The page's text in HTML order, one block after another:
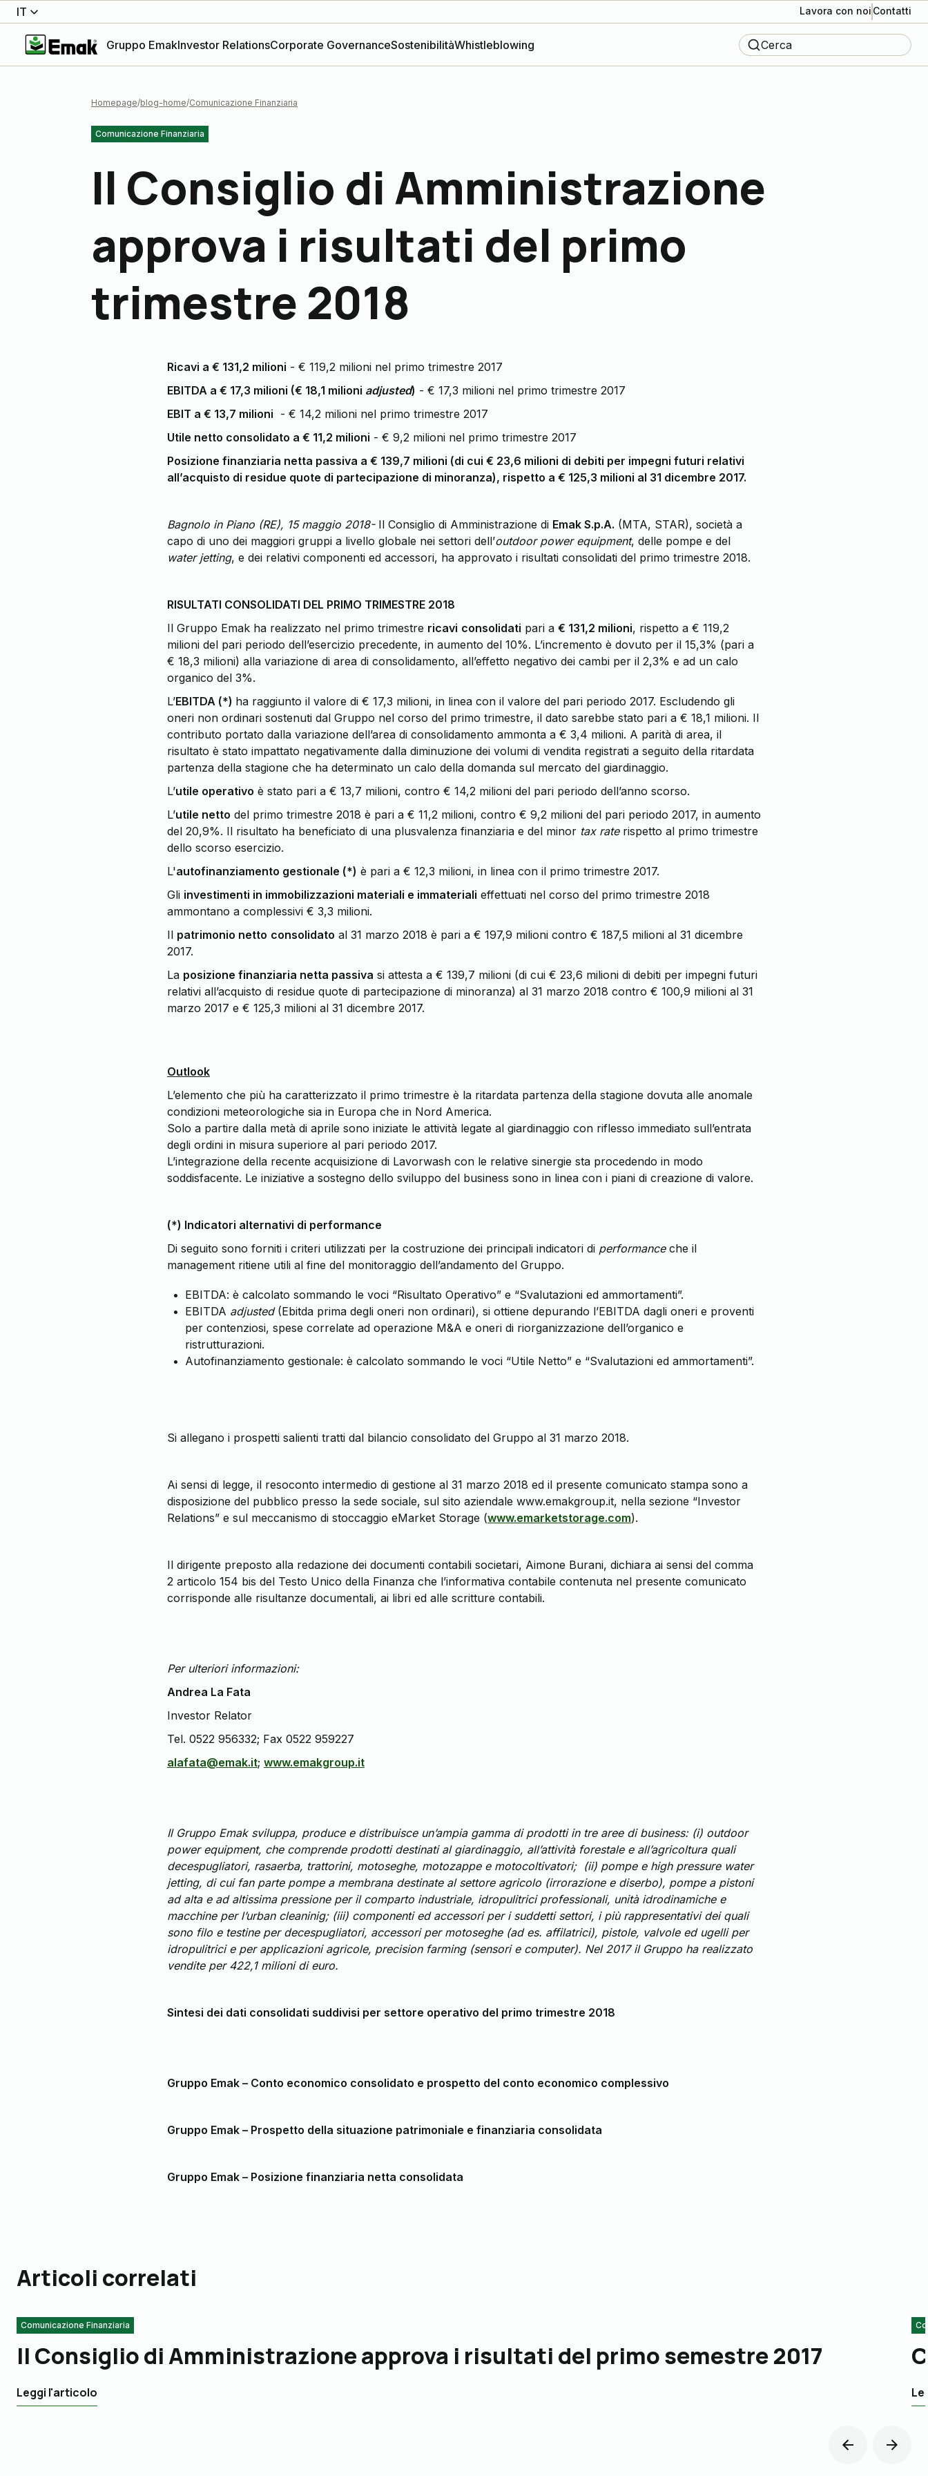
IT Lavora con noi Contatti
Gruppo EmakInvestor RelationsCorporate GovernanceSostenibilitàWhistleblowing Cerca
Homepage blog-home Comunicazione Finanziaria
Comunicazione Finanziaria
Il Consiglio di Amministrazione
approva i risultati del primo
trimestre 2018
Ricavi a € 131,2 milioni - € 119,2 milioni nel primo trimestre 2017
EBITDA a € 17,3 milioni (€ 18,1 milioni adjusted) - € 17,3 milioni nel primo trimestre 2017
EBIT a € 13,7 milioni - € 14,2 milioni nel primo trimestre 2017
Utile netto consolidato a € 11,2 milioni - € 9,2 milioni nel primo trimestre 2017
Posizione finanziaria netta passiva a € 139,7 milioni (di cui € 23,6 milioni di debiti per impegni futuri relativi
all’acquisto di residue quote di partecipazione di minoranza), rispetto a € 125,3 milioni al 31 dicembre 2017.
Bagnolo in Piano (RE), 15 maggio 2018-Il Consiglio di Amministrazione di Emak S.p.A. (MTA, STAR), società a
capo di uno dei maggiori gruppi a livello globale nei settori dell’outdoor power equipment, delle pompe e del
water jetting, e dei relativi componenti ed accessori, ha approvato i risultati consolidati del primo trimestre 2018.
RISULTATI CONSOLIDATI DEL PRIMO TRIMESTRE 2018
Il Gruppo Emak ha realizzato nel primo trimestre ricavi consolidati pari a € 131,2 milioni, rispetto a € 119,2
milioni del pari periodo dell’esercizio precedente, in aumento del 10%. L’incremento è dovuto per il 15,3% (pari a
€ 18,3 milioni) alla variazione di area di consolidamento, all’effetto negativo dei cambi per il 2,3% e ad un calo
organico del 3%.
L’EBITDA (*) ha raggiunto il valore di € 17,3 milioni, in linea con il valore del pari periodo 2017. Escludendo gli
oneri non ordinari sostenuti dal Gruppo nel corso del primo trimestre, il dato sarebbe stato pari a € 18,1 milioni. Il
contributo portato dalla variazione dell’area di consolidamento ammonta a € 3,4 milioni. A parità di area, il
risultato è stato impattato negativamente dalla diminuzione dei volumi di vendita registrati a seguito della ritardata
partenza della stagione che ha determinato un calo della domanda sul mercato del giardinaggio.
L’utile operativo è stato pari a € 13,7 milioni, contro € 14,2 milioni del pari periodo dell’anno scorso.
L’utile netto del primo trimestre 2018 è pari a € 11,2 milioni, contro € 9,2 milioni del pari periodo 2017, in aumento
del 20,9%. Il risultato ha beneficiato di una plusvalenza finanziaria e del minor tax raterispetto al primo trimestre
dello scorso esercizio.
L'autofinanziamento gestionale (*) è pari a € 12,3 milioni, in linea con il primo trimestre 2017.
Gli investimenti in immobilizzazioni materiali e immateriali effettuati nel corso del primo trimestre 2018
ammontano a complessivi € 3,3 milioni.
Il patrimonio netto consolidato al 31 marzo 2018 è pari a € 197,9 milioni contro € 187,5 milioni al 31 dicembre
2017.
La posizione finanziaria netta passiva si attesta a € 139,7 milioni (di cui € 23,6 milioni di debiti per impegni futuri
relativi all’acquisto di residue quote di partecipazione di minoranza) al 31 marzo 2018 contro € 100,9 milioni al 31
marzo 2017 e € 125,3 milioni al 31 dicembre 2017.
Outlook
L’elemento che più ha caratterizzato il primo trimestre è la ritardata partenza della stagione dovuta alle anomale
condizioni meteorologiche sia in Europa che in Nord America.
Solo a partire dalla metà di aprile sono iniziate le attività legate al giardinaggio con riflesso immediato sull’entrata
degli ordini in misura superiore al pari periodo 2017.
L’integrazione della recente acquisizione di Lavorwash con le relative sinergie sta procedendo in modo
soddisfacente. Le iniziative a sostegno dello sviluppo del business sono in linea con i piani di creazione di valore.
(*) Indicatori alternativi di performance
Di seguito sono forniti i criteri utilizzati per la costruzione dei principali indicatori di performance che il
management ritiene utili al fine del monitoraggio dell’andamento del Gruppo.
EBITDA: è calcolato sommando le voci “Risultato Operativo” e “Svalutazioni ed ammortamenti”.
EBITDA adjusted(Ebitda prima degli oneri non ordinari), si ottiene depurando l’EBITDA dagli oneri e proventi
per contenziosi, spese correlate ad operazione M&A e oneri di riorganizzazione dell’organico e
ristrutturazioni.
Autofinanziamento gestionale: è calcolato sommando le voci “Utile Netto” e “Svalutazioni ed ammortamenti”.
Si allegano i prospetti salienti tratti dal bilancio consolidato del Gruppo al 31 marzo 2018.
Ai sensi di legge, il resoconto intermedio di gestione al 31 marzo 2018 ed il presente comunicato stampa sono a
disposizione del pubblico presso la sede sociale, sul sito aziendale www.emakgroup.it, nella sezione “Investor
Relations” e sul meccanismo di stoccaggio eMarket Storage (www.emarketstorage.com).
Il dirigente preposto alla redazione dei documenti contabili societari, Aimone Burani, dichiara ai sensi del comma
2 articolo 154 bis del Testo Unico della Finanza che l’informativa contabile contenuta nel presente comunicato
corrisponde alle risultanze documentali, ai libri ed alle scritture contabili.
Per ulteriori informazioni:
Andrea La Fata
Investor Relator
Tel. 0522 956332; Fax 0522 959227
alafata@emak.it; www.emakgroup.it
Il Gruppo Emak sviluppa, produce e distribuisce un’ampia gamma di prodotti in tre aree di business: (i) outdoor
power equipment, che comprende prodotti destinati al giardinaggio, all’attività forestale e all’agricoltura quali
decespugliatori, rasaerba, trattorini, motoseghe, motozappe e motocoltivatori; (ii) pompe e high pressure water
jetting, di cui fan parte pompe a membrana destinate al settore agricolo (irrorazione e diserbo), pompe a pistoni
ad alta e ad altissima pressione per il comparto industriale, idropulitrici professionali, unità idrodinamiche e
macchine per l’urban cleaninig; (iii) componenti ed accessori per i suddetti settori, i più rappresentativi dei quali
sono filo e testine per decespugliatori, accessori per motoseghe (ad es. affilatrici), pistole, valvole ed ugelli per
idropulitrici e per applicazioni agricole, precision farming (sensori e computer). Nel 2017 il Gruppo ha realizzato
vendite per 422,1 milioni di euro.
Sintesi dei dati consolidati suddivisi per settore operativo del primo trimestre 2018
Gruppo Emak – Conto economico consolidato e prospetto del conto economico complessivo
Gruppo Emak – Prospetto della situazione patrimoniale e finanziaria consolidata
Gruppo Emak – Posizione finanziaria netta consolidata
Articoli correlati
Comunicazione Finanziaria
Il Consiglio di Amministrazione approva i risultati del primo semestre 2017
Leggi l'articolo